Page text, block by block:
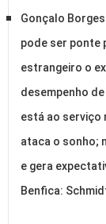
Gonçalo
pode ser ponte
estrangeiro o
desempenho
está ao serviço
ataca o sonho;
e gera
Benfica: